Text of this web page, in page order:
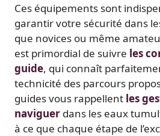
Ces équipements sont
garantir votre sécurité dans
que novices ou même
est primordial de suivre les
guide, qui connaît
technicité des parcours
guides vous rappellent les
naviguer dans les eaux
à ce que chaque étape de